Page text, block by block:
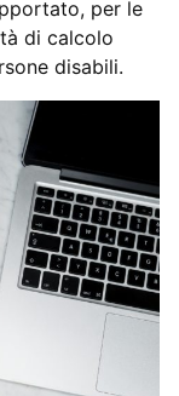
per le
di calcolo
disabili.